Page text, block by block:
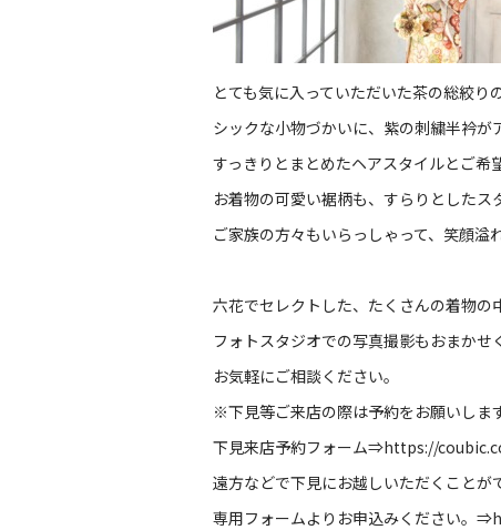
とても気に入っていただいた茶の総絞り
シックな小物づかいに、紫の刺繍半衿
すっきりとまとめたヘアスタイルとご
お着物の可愛い裾柄も、すらりとしたス
ご家族の方々もいらっしゃって、笑顔溢
六花でセレクトした、たくさんの着物の
フォトスタジオでの写真撮影もおまかせ
お気軽にご相談ください。
※下見等ご来店の際は予約をお願いします
下見来店予約フォーム⇒https://
遠方などで下見にお越しいただくことが
専用フォームよりお申込みください。⇒